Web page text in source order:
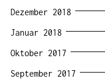
Dezember 2018
Januar 2018
Oktober 2017
September 2017